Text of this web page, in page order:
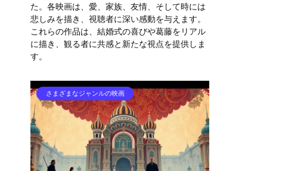
た。各映画は、愛、家族、友情、そして時には
悲しみを描き、視聴者に深い感動を与えます。
これらの作品は、結婚式の喜びや葛藤をリアル
に描き、観る者に共感と新たな視点を提供しま
す。
さまざまなジャンルの映画